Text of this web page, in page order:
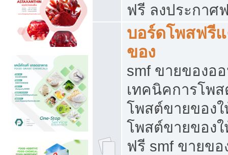
ฟรี ลงประกาศ
บอร์ดโพสฟรี
ของ
smf ขายของอ
เทคนิคการโพ
โพสต์ขายของ
โพสต์ขายของ
ฟรี smf ขายข